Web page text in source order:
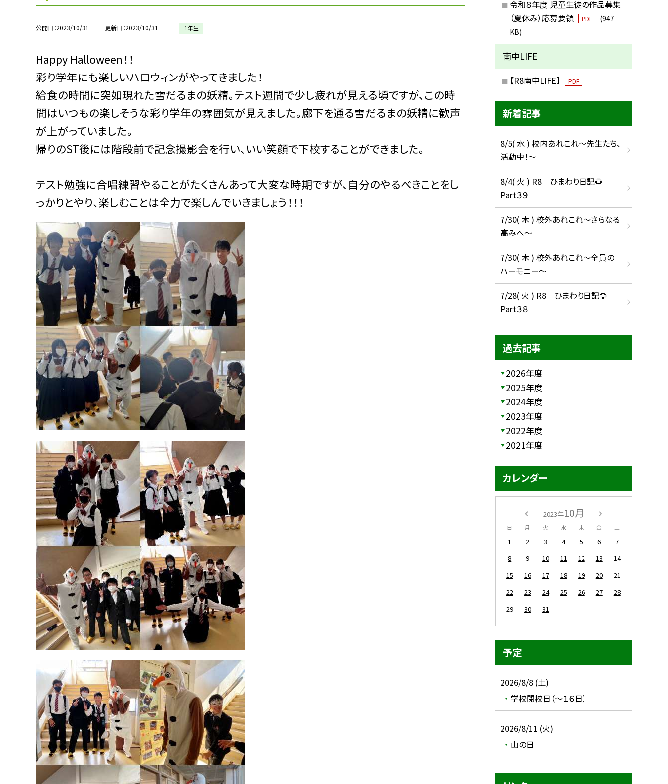
公開日 2023/10/31 更新日 2023/10/31 １年生
Happy Halloween！！
彩り学年にも楽しいハロウィンがやってきました！
給食の時間に突如現れた雪だるまの妖精。テスト週間で少し疲れが見える頃ですが、この時
間はいつもの楽しそうな彩り学年の雰囲気が見えました。廊下を通る雪だるまの妖精に歓声
が上がっていました。
帰りのST後には階段前で記念撮影会を行い、いい笑顔で下校することができました。
テスト勉強に合唱練習やることがたくさんあって大変な時期ですが、自分のやるべきことをし
っかりとやり、楽しむことは全力で楽しんでいきましょう！！！
令和８年度 児童生徒の作品募集
（夏休み）応募要領
PDF
(947
KB)
南中LIFE
【R8南中LIFE】 PDF
新着記事
8/5( 水 ) 校内あれこれ〜先生たち、
活動中！〜
8/4( 火 ) R8 ひまわり日記🌻
Part３９
7/30( 木 ) 校外あれこれ〜さらなる
高みへ〜
7/30( 木 ) 校外あれこれ〜全員の
ハーモニー〜
7/28( 火 ) R8 ひまわり日記🌻
Part３８
過去記事
2026年度
2025年度
2024年度
2023年度
2022年度
2021年度
カレンダー
2023年10月
日 月 火 水 木 金 土
1 2 3 4 5 6
7
8
9 10 11 12 13
14
15
16 17 18 19 20
21
22
23 24 25 26 27
28
29
30 31
予定
2026/8/8 (土)
学校閉校日（～１６日）
2026/8/11 (火)
山の日